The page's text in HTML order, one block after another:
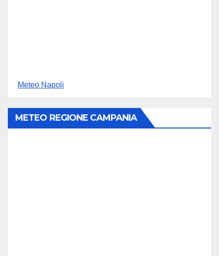
Meteo Napoli
METEO REGIONE CAMPANIA